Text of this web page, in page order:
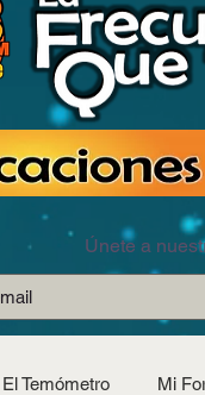
Únete a
El Temómetro Mi